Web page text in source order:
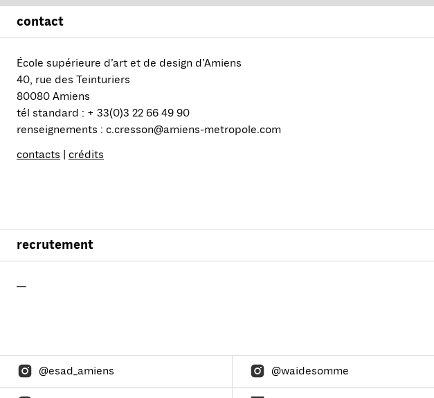
contact
École supérieure d’art et de design d’Amiens
40, rue des Teinturiers
80080 Amiens
tél standard : + 33(0)3 22 66 49 90
renseignements : c.cresson@amiens-metropole.com
contacts | crédits
recrutement
—
@esad_amiens @waidesomme